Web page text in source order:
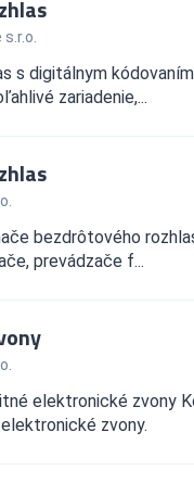
s digitálnym
zariadenie,...
bezdrôtového
prevádzače f...
elektronické zvony
zvony.